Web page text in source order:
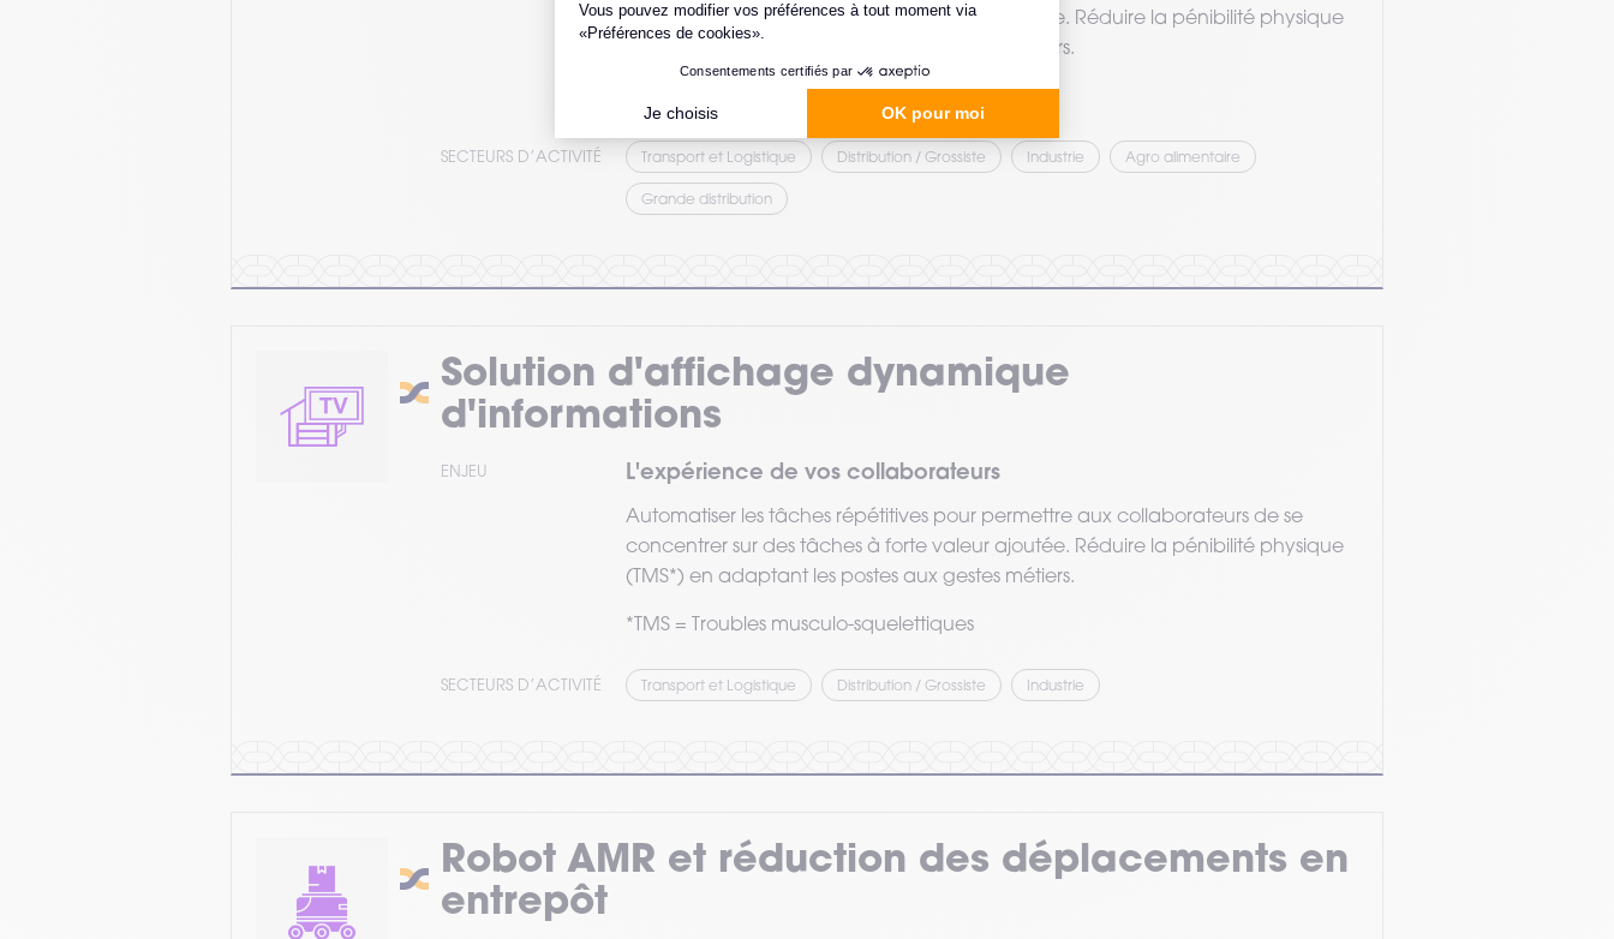
concentrer sur des tâches à forte valeur ajoutée. Réduire la pénibilité physique
(TMS*) en adaptant les postes aux gestes métiers.
*TMS = Troubles musculo-squelettiques
SECTEURS D’ACTIVITÉ Transport et Logistique Distribution / Grossiste Industrie Agro alimentaire
Grande distribution
Solution d'affichage dynamique
d'informations
ENJEU L'expérience de vos collaborateurs
Automatiser les tâches répétitives pour permettre aux collaborateurs de se
concentrer sur des tâches à forte valeur ajoutée. Réduire la pénibilité physique
(TMS*) en adaptant les postes aux gestes métiers.
*TMS = Troubles musculo-squelettiques
SECTEURS D’ACTIVITÉ Transport et Logistique Distribution / Grossiste Industrie
Robot AMR et réduction des déplacements en
entrepôt